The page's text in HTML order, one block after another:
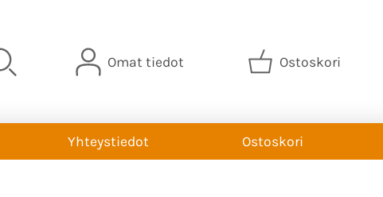
Omat tiedot Ostoskori
Yhteystiedot Ostoskori